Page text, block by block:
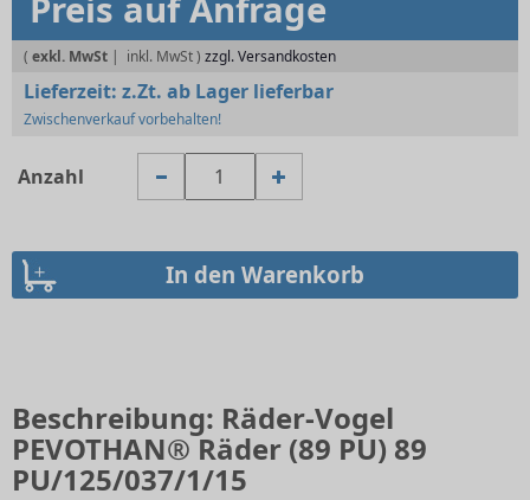
Preis auf Anfrage
( exkl. MwSt | zzgl. Versandkosten
Lieferzeit: z.Zt. ab Lager lieferbar
Zwischenverkauf vorbehalten!
Anzahl
Beschreibung: Räder-Vogel
PEVOTHAN® Räder (89 PU) 89
PU/125/037/1/15